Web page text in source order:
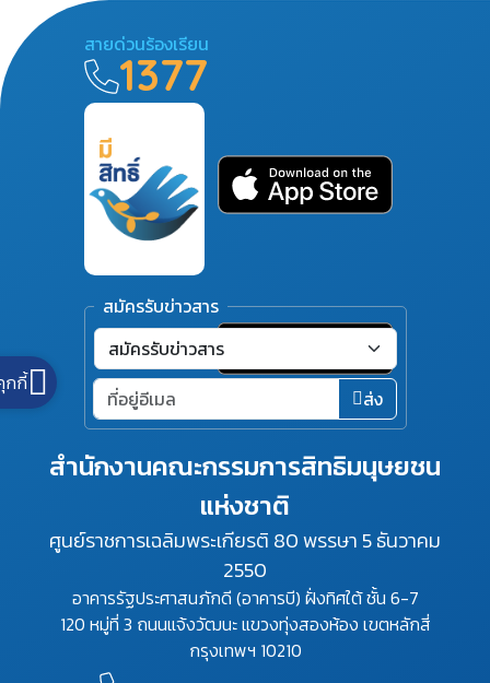
สำนักงานคณะกรรมการสิทธิมนุษยชน
แห่งชาติ
ศูนย์ราชการเฉลิมพระเกียรติ 80 พรรษา 5 ธันวาคม
2550
อาคารรัฐประศาสนภักดี (อาคารบี) ฝั่งทิศใต้ ชั้น 6-7
120 หมู่ที่ 3 ถนนแจ้งวัฒนะ แขวงทุ่งสองห้อง เขตหลักสี่
กรุงเทพฯ 10210
สายด่วนร้องเรียน
1377
สมัครรับข่าวสาร
ส่ง
กกี้